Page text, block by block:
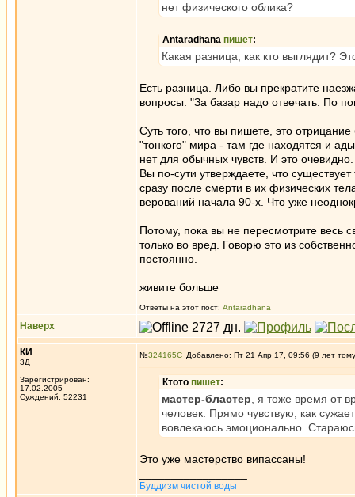
нет физического облика?
Antaradhana пишет:
Какая разница, как кто выглядит?
Есть разница. Либо вы прекратите
вопросы. "За базар надо отвечать. По
Суть того, что вы пишете, это отрицание
"тонкого" мира - там где находятся и
нет для обычных чувств. И это
Вы по-сути утверждаете, что
сразу после смерти в их физических
верований начала 90-х. Что уже
Потому, пока вы не пересмотрите весь
только во вред. Говорю это из
постоянно.
живите больше
Ответы на этот пост: Antaradhana
Наверх
КИ
3Д
Зарегистрирован:
17.02.2005
Суждений: 52231
№324165 Добавлено: Пт 21 Апр 17, 09:56 (9 лет
Ктото пишет:
мастер-бластер , я тоже время от
человек. Прямо чувствую, как
вовлекаюсь эмоционально.
Это уже мастерство випассаны!
Буддизм чистой воды